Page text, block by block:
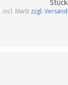
incl. MwSt zzgl. Versand